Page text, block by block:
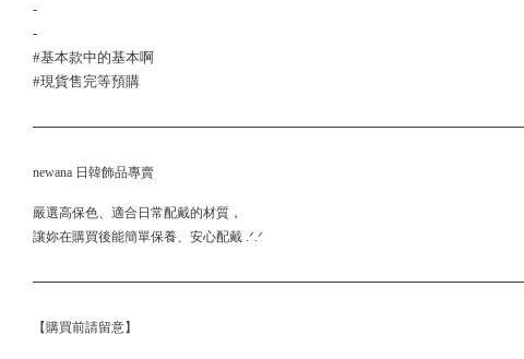
-
-
#基本款中的基本啊
#現貨售完等預購
newana 日韓飾品專賣
嚴選高保色、適合日常配戴的材質，
讓妳在購買後能簡單保養、安心配戴 .ᐟ.ᐟ
【購買前請留意】